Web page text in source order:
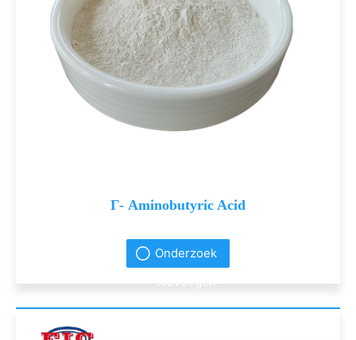
Γ- Aminobutyric Acid
Onderzoek
toevoegen